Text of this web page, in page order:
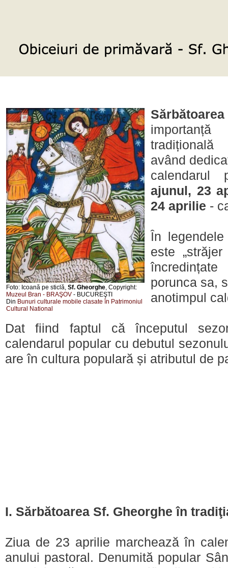
Foto: Icoană pe sticlă, Sf. Gheorghe, Copyright:
Muzeul Bran - BRAŞOV - BUCUREŞTI
Din Bunuri culturale mobile clasate în Patrimoniul
Cultural National
având
calendarul
ajunul, 23
24 aprilie -
În
este
porunca sa,
anotimpul
Dat fiind faptul că începutul
calendarul popular cu debutul
are în cultura populară și atributul de
I. Sărbătoarea Sf. Gheorghe în
Ziua de 23 aprilie marchează în
anului pastoral. Denumită popular